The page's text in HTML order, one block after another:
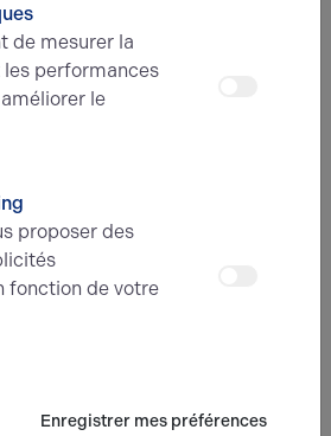
Activités
Activités
de mesurer la
performances
le
proposer des
fonction de votre
Enregistrer mes préférences